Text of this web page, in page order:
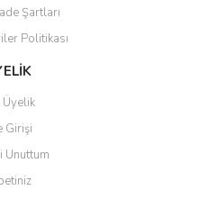
Şartları
Politikası
Üyelik
Girişi
Unuttum